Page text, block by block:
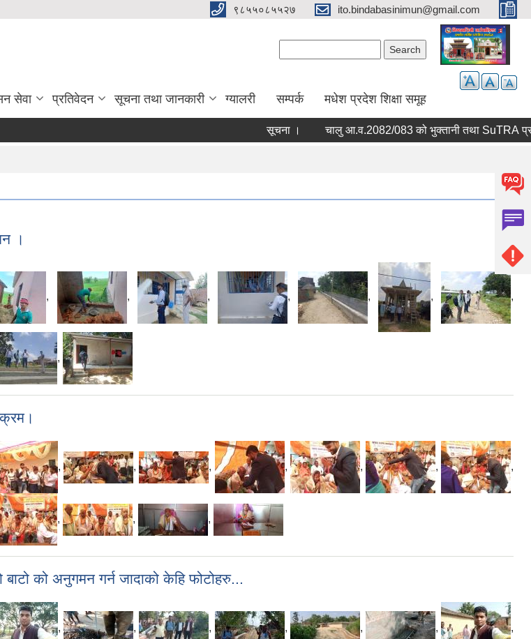
९८५५०८५५२७ ito.bindabasinimun@gmail.com
सेवा प्रतिवेदन सूचना तथा जानकारी ग्यालरी सम्पर्क मधेश प्रदेश शिक्षा समूह
सूचना । चालु आ.व.2082/083
।
, , , , , , ,
,
, , , , , , ,
, , ,
बाटो को अनुगमन गर्न जादाको केहि फोटोहरु...
, , , , , , ,